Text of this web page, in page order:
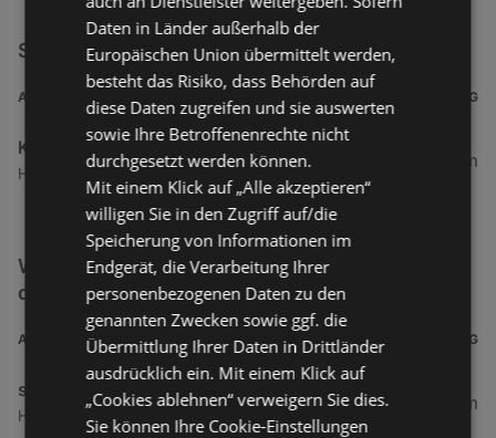
Stadtgemeinde Hartberg Filialen in der Nähe
ADRESSE ENTFERNUNG
Kulturreferat Stadtgemeinde Hartberg
Hauptplatz 10, 8230 Hartberg
480,23 km
Weitere Service & Dienstleistungen Filialen in
der Nähe
ADRESSE ENTFERNUNG
sehen!wutscher Hoechst
Hauptstraße 17, 6973 Höchst
3,52 km
Daten in Länder außerhalb der
Europäischen Union übermittelt werden,
besteht das Risiko, dass Behörden auf
diese Daten zugreifen und sie auswerten
sowie Ihre Betroffenenrechte nicht
durchgesetzt werden können.
Mit einem Klick auf „Alle akzeptieren“
willigen Sie in den Zugriff auf/die
Speicherung von Informationen im
Endgerät, die Verarbeitung Ihrer
personenbezogenen Daten zu den
genannten Zwecken sowie ggf. die
Übermittlung Ihrer Daten in Drittländer
ausdrücklich ein. Mit einem Klick auf
„Cookies ablehnen“ verweigern Sie dies.
Sie können Ihre Cookie-Einstellungen